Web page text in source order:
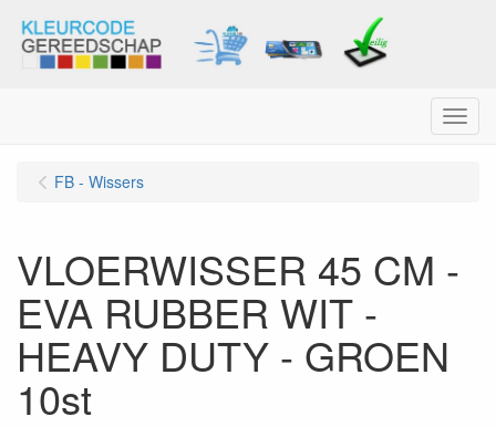
Menu
FB - Wissers
VLOERWISSER 45 CM -
EVA RUBBER WIT -
HEAVY DUTY - GROEN
10st